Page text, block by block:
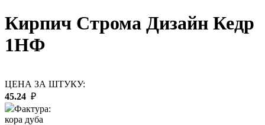
Кирпич Строма Дизайн Кедр
1НФ
ЦЕНА ЗА ШТУКУ:
45.24 ₽
Фактура:
кора дуба